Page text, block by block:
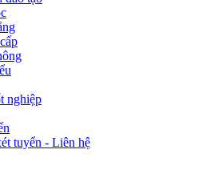
nghiệp
tuyển - Liên hệ